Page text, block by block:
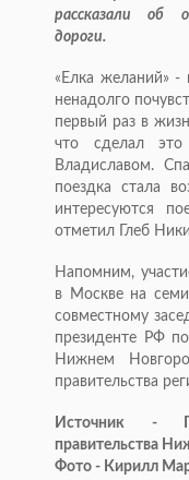
рассказали об
дороги.
«Елка желаний» -
ненадолго
первый раз в
что сделал
Владиславом.
поездка стала
интересуются
отметил Глеб
Напомним,
в Москве на
совместному
президенте РФ
Нижнем
правительства
Источник -
правительства
Фото - Кирилл